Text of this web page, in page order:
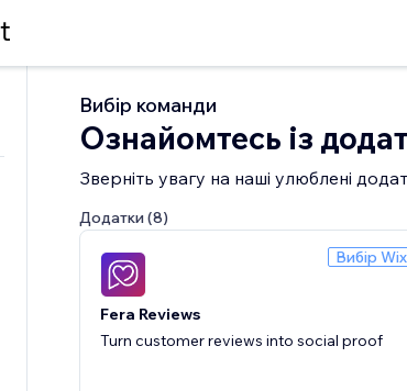
Вибір команди
Ознайомтесь із
Зверніть увагу на наші улюблені
Додатки (8)
Вибір Wix
Fera Reviews
Turn customer reviews into social proof